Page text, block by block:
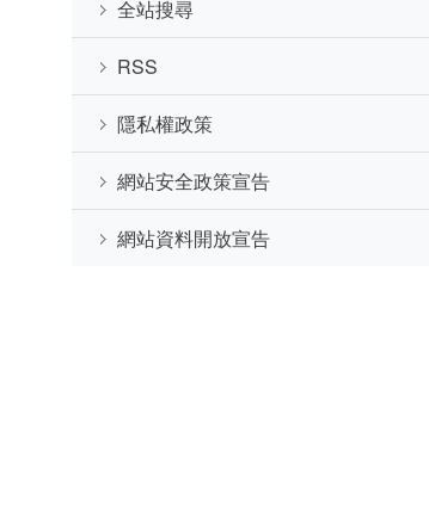
全站搜尋
RSS
隱私權政策
網站安全政策宣告
網站資料開放宣告